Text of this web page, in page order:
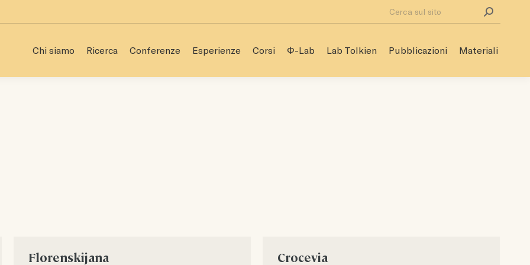
Chi siamo Ricerca Conferenze Esperienze Corsi Φ-Lab Lab Tolkien Pubblicazioni Materiali
Florenskijana Crocevia
Pubblicazioni Materiali